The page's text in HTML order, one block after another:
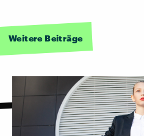
Weitere Beiträge